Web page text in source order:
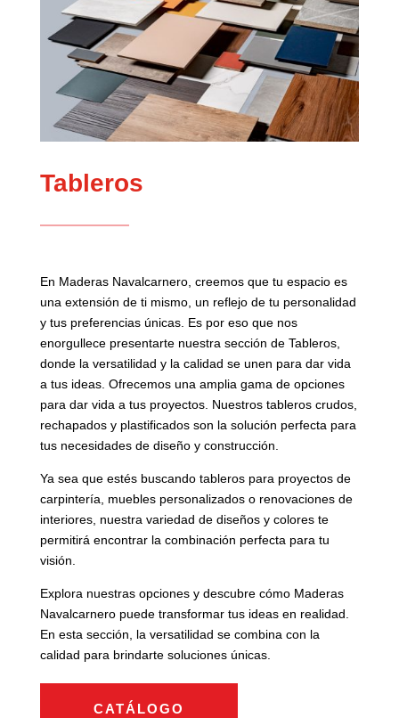
Tableros
En Maderas Navalcarnero, creemos que tu espacio es
una extensión de ti mismo, un reflejo de tu personalidad
y tus preferencias únicas. Es por eso que nos
enorgullece presentarte nuestra sección de Tableros,
donde la versatilidad y la calidad se unen para dar vida
a tus ideas. Ofrecemos una amplia gama de opciones
para dar vida a tus proyectos. Nuestros tableros crudos,
rechapados y plastificados son la solución perfecta para
tus necesidades de diseño y construcción.
Ya sea que estés buscando tableros para proyectos de
carpintería, muebles personalizados o renovaciones de
interiores, nuestra variedad de diseños y colores te
permitirá encontrar la combinación perfecta para tu
visión.
Explora nuestras opciones y descubre cómo Maderas
Navalcarnero puede transformar tus ideas en realidad.
En esta sección, la versatilidad se combina con la
calidad para brindarte soluciones únicas.
CATÁLOGO